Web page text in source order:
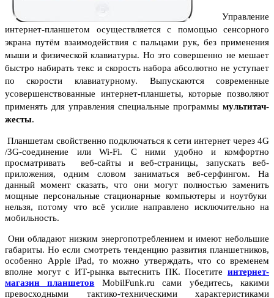
Управление
интернет-планшетом осуществляется с помощью сенсорного
экрана путём взаимодействия с пальцами рук, без применения
мыши и физической клавиатуры. Но это совершенно не мешает
быстро набирать текс и скорость набора абсолютно не уступает
по скорости клавиатурному.
Выпускаются современные
усовершенствованные интернет-планшеты, которые позволяют
применять для управления специальные программы мультитач-
жесты.
Планшетам свойственно подключаться к сети интернет через 4G
/3G-соединение или Wi-Fi. С ними удобно и комфортно
просматривать веб-сайты и веб-страницы, запускать веб-
приложения, одним словом заниматься веб-серфингом. На
данный момент сказать, что они могут полностью заменить
мощные персональные стационарные компьютеры и ноутбуки
нельзя, потому что всё усилие направлено исключительно на
мобильность.
Они обладают низким энергопотреблением и имеют небольшие
габариты. Но если смотреть тенденцию развития планшетников,
особенно Apple iPad, то можно утверждать, что со временем
вполне могут с ИТ-рынка вытеснить ПК. Посетите интернет-
магазин планшетов MobilFunk.ru сами убедитесь, какими
превосходными тактико-техническими характеристиками